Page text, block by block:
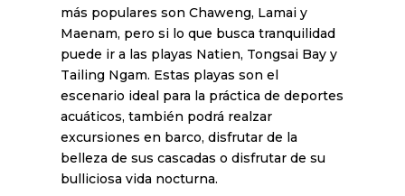
más populares son Chaweng, Lamai y
Maenam, pero si lo que busca tranquilidad
puede ir a las playas Natien, Tongsai Bay y
Tailing Ngam. Estas playas son el
escenario ideal para la práctica de deportes
acuáticos, también podrá realzar
excursiones en barco, disfrutar de la
belleza de sus cascadas o disfrutar de su
bulliciosa vida nocturna.